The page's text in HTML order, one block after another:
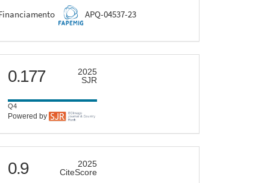
APQ-04537-23
scimago
0.177
2025
SJR
Q4
Powered by
citescore
0.9
2025
CiteScore